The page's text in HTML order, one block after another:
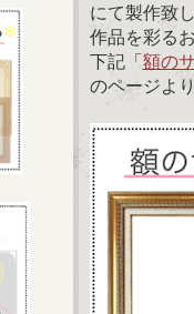
にて製作致
作品を彩る
下記「額の
のページよ